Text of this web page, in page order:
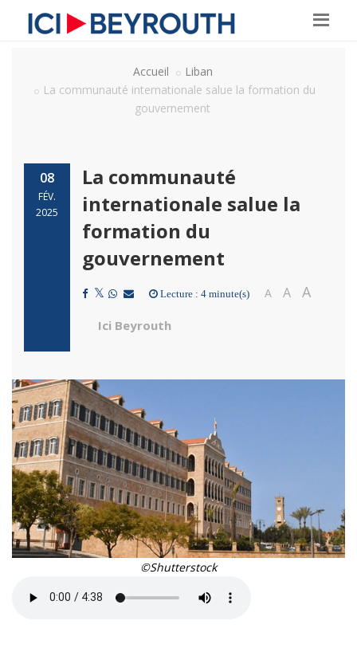
Accueil
Liban
La communauté internationale salue la formation du
gouvernement
08
FÉV.
2025
La communauté
internationale salue la
formation du
gouvernement
Lecture : 4 minute(s) A A A
Ici Beyrouth
©Shutterstock